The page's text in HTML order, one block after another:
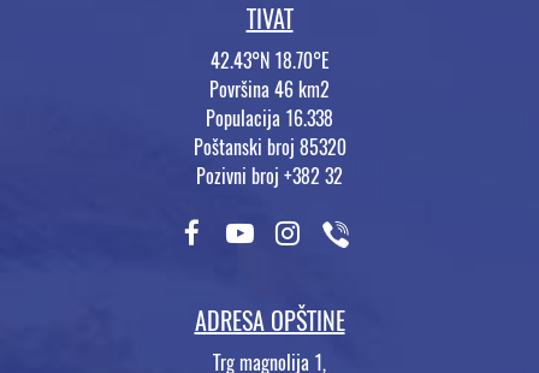
TIVAT
42.43°N 18.70°E
Površina 46 km2
Populacija 16.338
Poštanski broj 85320
Pozivni broj +382 32
ADRESA OPŠTINE
Trg magnolija 1,